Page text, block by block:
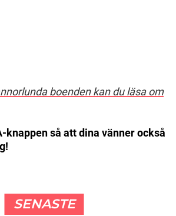
boenden kan du läsa om
knappen så att dina vänner också
SENASTE